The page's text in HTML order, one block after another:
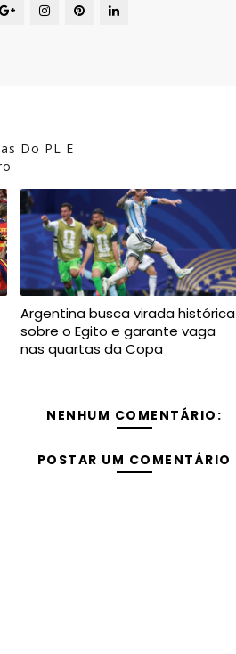
Do PL E
Argentina busca virada histórica
sobre o Egito e garante vaga
nas quartas da Copa
NENHUM COMENTÁRIO:
POSTAR UM COMENTÁRIO